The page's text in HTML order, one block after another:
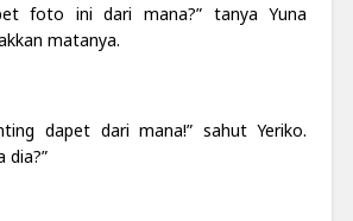
foto ini dari mana?” tanya Yuna
matanya.
dapet dari mana!” sahut Yeriko.
dia?”